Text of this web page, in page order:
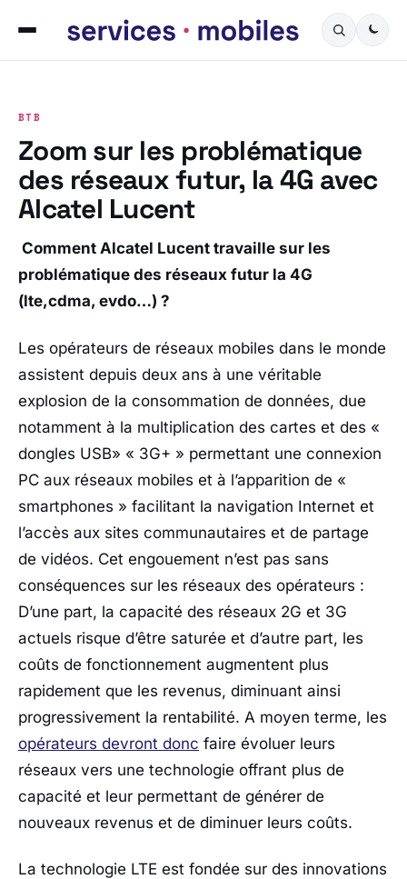
BTB
Zoom sur les problématique
des réseaux futur, la 4G avec
Alcatel Lucent
Comment Alcatel Lucent travaille sur les
problématique des réseaux futur la 4G
(lte,cdma, evdo…) ?
Les opérateurs de réseaux mobiles dans le monde
assistent depuis deux ans à une véritable
explosion de la consommation de données, due
notamment à la multiplication des cartes et des «
dongles USB» « 3G+ » permettant une connexion
PC aux réseaux mobiles et à l’apparition de «
smartphones » facilitant la navigation Internet et
l’accès aux sites communautaires et de partage
de vidéos. Cet engouement n’est pas sans
conséquences sur les réseaux des opérateurs :
D’une part, la capacité des réseaux 2G et 3G
actuels risque d’être saturée et d’autre part, les
coûts de fonctionnement augmentent plus
rapidement que les revenus, diminuant ainsi
progressivement la rentabilité. A moyen terme, les
opérateurs devront donc faire évoluer leurs
réseaux vers une technologie offrant plus de
capacité et leur permettant de générer de
nouveaux revenus et de diminuer leurs coûts.
La technologie LTE est fondée sur des innovations